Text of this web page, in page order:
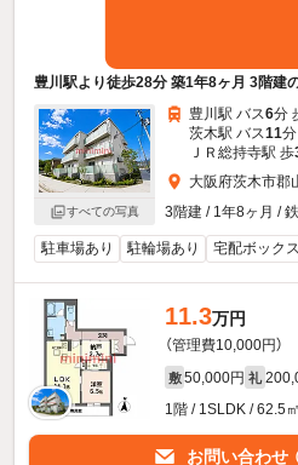
豊川駅より徒歩28分 築1年8ヶ月 3階建
すべての写真
豊川駅 バス6分
茨木駅 バス11
ＪＲ総持寺駅 歩
大阪府茨木市郡
3階建 / 1年8ヶ月 /
駐車場あり 駐輪場あり 宅配ボックス
11.3万円
（管理費10,000円）
敷 50,000円 礼
1階 / 1SLDK / 62.5㎡
お問い合わせ